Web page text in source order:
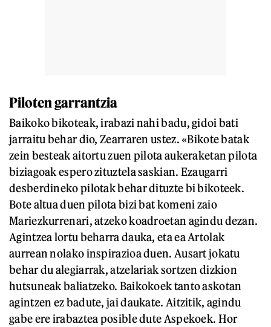
Piloten garrantzia
Baikoko bikoteak, irabazi nahi badu, gidoi bati
jarraitu behar dio, Zearraren ustez. «Bikote batak
zein besteak aitortu zuen pilota aukeraketan pilota
biziagoak espero zituztela saskian. Ezaugarri
desberdineko pilotak behar dituzte bi bikoteek.
Bote altua duen pilota bizi bat komeni zaio
Mariezkurrenari, atzeko koadroetan agindu dezan.
Agintzea lortu beharra dauka, eta ea Artolak
aurrean nolako inspirazioa duen. Ausart jokatu
behar du alegiarrak, atzelariak sortzen dizkion
hutsuneak baliatzeko. Baikokoek tanto askotan
agintzen ez badute, jai daukate. Aitzitik, agindu
gabe ere irabaztea posible dute Aspekoek. Hor